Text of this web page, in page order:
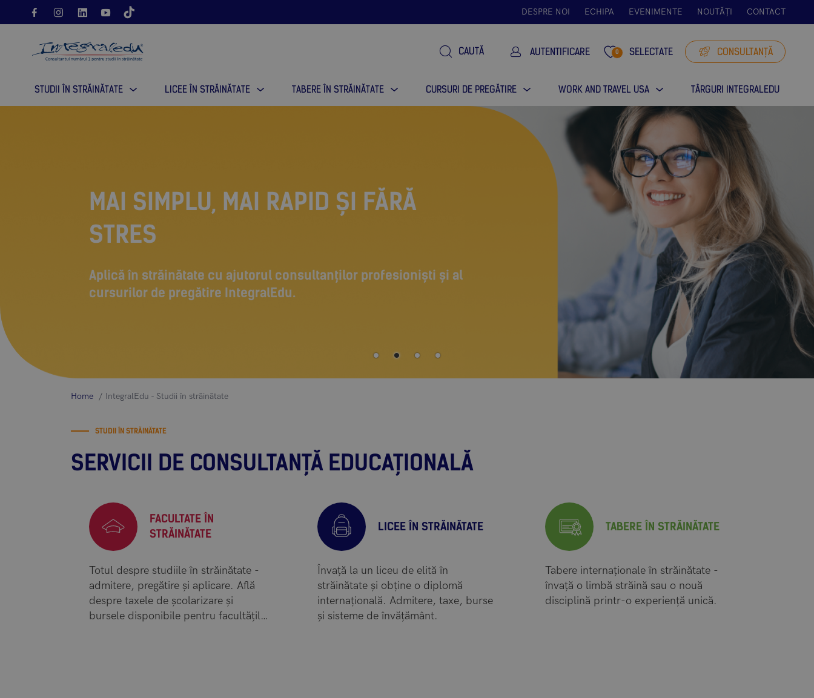
DESPRE NOI ECHIPA EVENIMENTE NOUTĂȚI CONTACT
CAUTĂ AUTENTIFICARE 0 SELECTATE CONSULTANȚĂ
STUDII ÎN STRĂINĂTATE LICEE ÎN STRĂINĂTATE TABERE ÎN STRĂINĂTATE CURSURI DE PREGĂTIRE WORK AND TRAVEL USA TÂRGURI INTEGRALEDU
MAI SIMPLU, MAI RAPID ȘI FĂRĂ
STRES
Aplică în străinătate cu ajutorul consultanților profesioniști și al
cursurilor de pregătire IntegralEdu.
Home IntegralEdu - Studii în străinătate
STUDII ÎN STRĂINĂTATE
SERVICII DE CONSULTANȚĂ EDUCAȚIONALĂ
FACULTATE ÎN
STRĂINĂTATE
Totul despre studiile în străinătate -
admitere, pregătire și aplicare. Află
despre taxele de școlarizare și
bursele disponibile pentru facultățile
LICEE ÎN STRĂINĂTATE
Învață la un liceu de elită în
străinătate și obține o diplomă
internațională. Admitere, taxe, burse
și sisteme de învățământ.
TABERE ÎN STRĂINĂTATE
Tabere internaționale în străinătate -
învață o limbă străină sau o nouă
disciplină printr-o experiență unică.